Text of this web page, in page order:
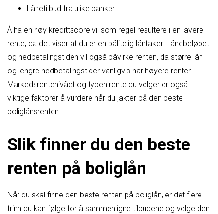
Lånetilbud fra ulike banker
Å ha en høy kredittscore vil som regel resultere i en lavere
rente, da det viser at du er en pålitelig låntaker. Lånebeløpet
og nedbetalingstiden vil også påvirke renten, da større lån
og lengre nedbetalingstider vanligvis har høyere renter.
Markedsrentenivået og typen rente du velger er også
viktige faktorer å vurdere når du jakter på den beste
boliglånsrenten.
Slik finner du den beste
renten på boliglån
Når du skal finne den beste renten på boliglån, er det flere
trinn du kan følge for å sammenligne tilbudene og velge den